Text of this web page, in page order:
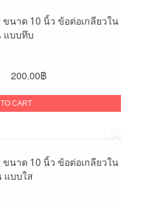
ขนาด 10 นิ้ว ข้อต่อเกลียวใน
แบบทึบ
Original
was:
200.00฿
CART
ขนาด 10 นิ้ว ข้อต่อเกลียวใน
แบบใส